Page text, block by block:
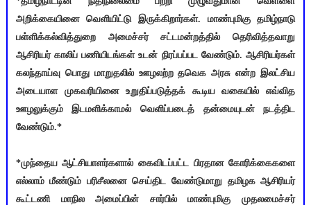
அறிக்கையினை வெளியிட்டு இருக்கிறார்கள். மாண்புமிகு தமிழ்நாடு
பள்ளிக்கல்வித்துறை அமைச்சர் சட்டமன்றத்தில் தெரிவித்தவாறு
ஆசிரியர் காலிப் பணியிடங்கள் உடன் நிரப்பப்பட வேண்டும். ஆசிரியர்கள்
கலந்தாய்வு பொது மாறுதலில் ஊழலற்ற தவெக அரசு என்ற இலட்சிய
அடையாள முகவரியினை உறுதிப்படுத்தக் கூடிய வகையில் எவ்வித
ஊழலுக்கும் இடமளிக்காமல் வெளிப்படைத் தன்மையுடன் நடத்திட
வேண்டும்.*
*முந்தைய ஆட்சியாளர்களால் கைவிடப்பட்ட பிரதான கோரிக்கைகளை
எல்லாம் மீண்டும் பரிசீலனை செய்திட வேண்டுமாறு தமிழக ஆசிரியர்
கூட்டணி மாநில அமைப்பின் சார்பில் மாண்புமிகு முதலமைச்சர்